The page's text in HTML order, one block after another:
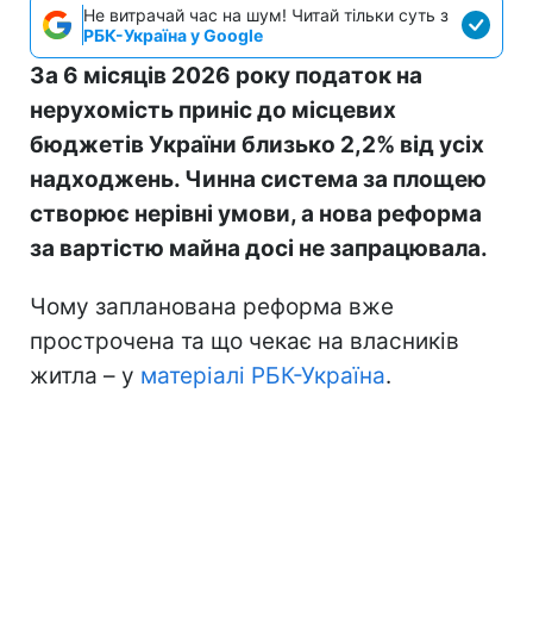
Не витрачай час на шум! Читай тільки суть з
РБК-Україна у Google
За 6 місяців 2026 року податок на
нерухомість приніс до місцевих
бюджетів України близько 2,2% від усіх
надходжень. Чинна система за площею
створює нерівні умови, а нова реформа
за вартістю майна досі не запрацювала.
Чому запланована реформа вже
прострочена та що чекає на власників
житла – у матеріалі РБК-Україна.